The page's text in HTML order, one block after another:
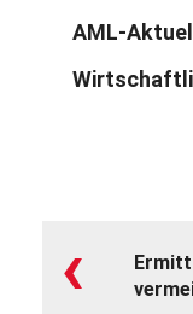
AML-Aktuell
‹